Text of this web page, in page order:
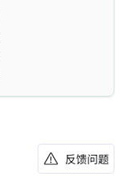
反馈问题